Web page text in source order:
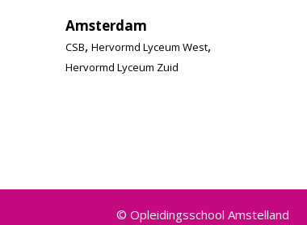
Amsterdam
CSB, Hervormd Lyceum West,
Hervormd Lyceum Zuid
© Opleidingsschool Amstelland